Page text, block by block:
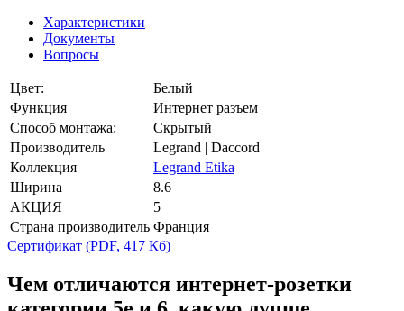
Характеристики
Документы
Вопросы
Цвет:
Белый
Функция
Интернет разъем
Способ монтажа:
Скрытый
Производитель
Legrand | Daccord
Коллекция
Legrand Etika
Ширина
8.6
АКЦИЯ
5
Страна производитель Франция
Сертификат (PDF, 417 Кб)
Чем отличаются интернет-розетки